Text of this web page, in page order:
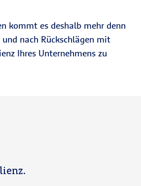
kommt es deshalb mehr denn
nach Rückschlägen mit
Ihres Unternehmens zu